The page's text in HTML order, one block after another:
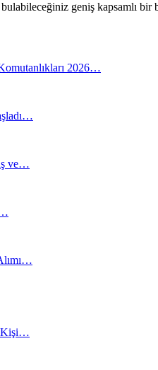
geniş kapsamlı
2026…
ve…
Kişi…